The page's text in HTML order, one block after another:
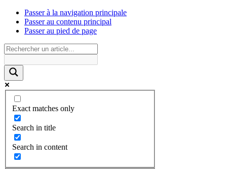
Passer à la navigation principale
Passer au contenu principal
Passer au pied de page
Exact matches only
Search in title
Search in content